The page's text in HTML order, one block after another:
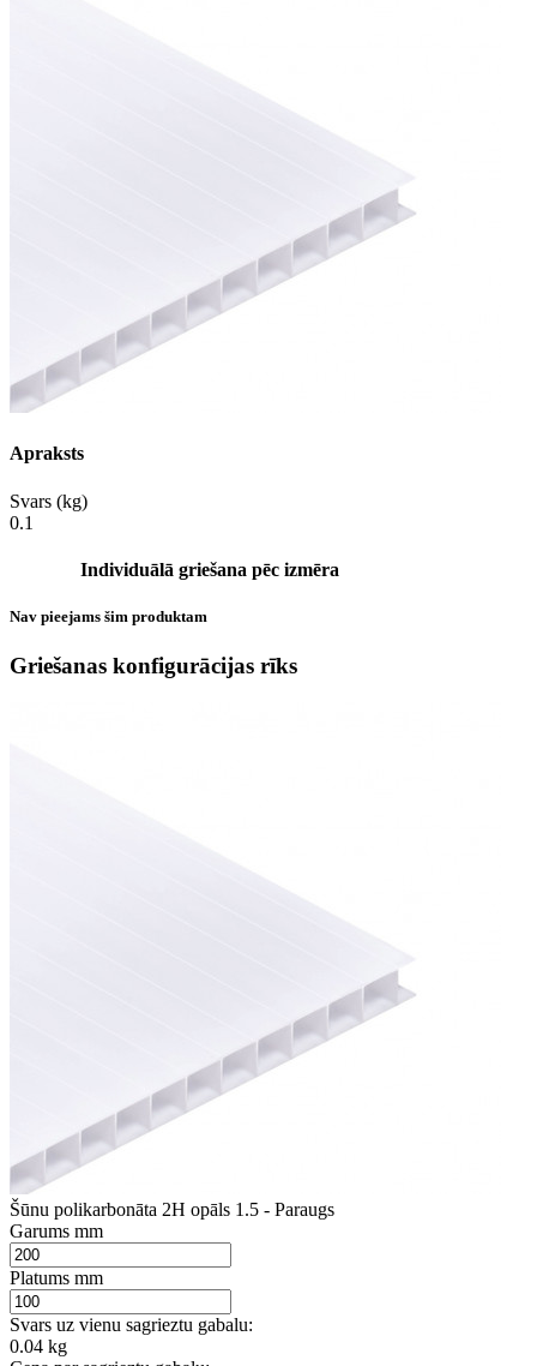
Apraksts
Svars (kg)
0.1
Individuālā griešana pēc izmēra
Nav pieejams šim produktam
Griešanas konfigurācijas rīks
Šūnu polikarbonāta 2H opāls 1.5 - Paraugs
Garums mm
Platums mm
Svars uz vienu sagrieztu gabalu:
0.04 kg